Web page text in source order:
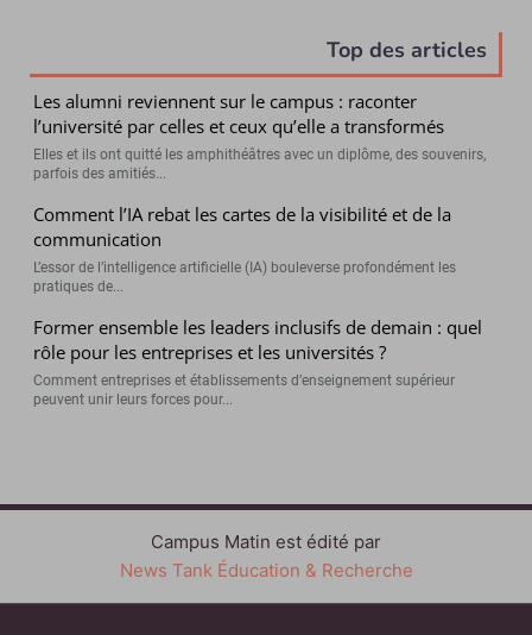
Top des articles
Les alumni reviennent sur le campus : raconter
l’université par celles et ceux qu’elle a transformés
Elles et ils ont quitté les amphithéâtres avec un diplôme, des souvenirs,
parfois des amitiés...
Comment l’IA rebat les cartes de la visibilité et de la
communication
L’essor de l’intelligence artificielle (IA) bouleverse profondément les
pratiques de...
Former ensemble les leaders inclusifs de demain : quel
rôle pour les entreprises et les universités ?
Comment entreprises et établissements d’enseignement supérieur
peuvent unir leurs forces pour...
Campus Matin est édité par
News Tank Éducation & Recherche